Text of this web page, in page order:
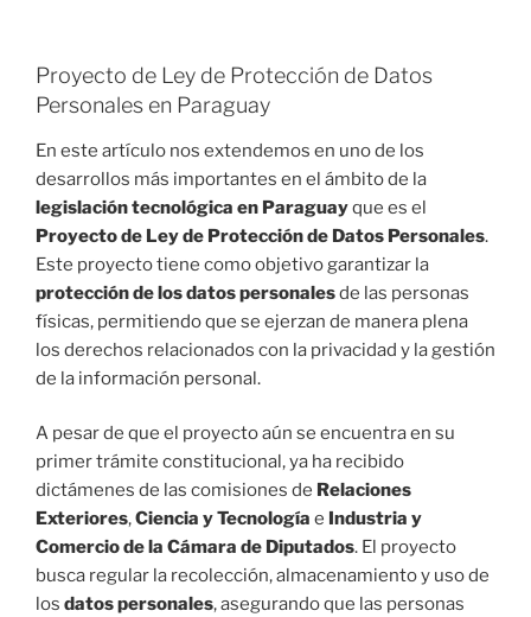
Proyecto de Ley de Protección de Datos
Personales en Paraguay
En este artículo nos extendemos en uno de los
desarrollos más importantes en el ámbito de la
legislación tecnológica en Paraguayque es el
Proyecto de Ley de Protección de Datos Personales.
Este proyecto tiene como objetivo garantizar la
protección de los datos personalesde las personas
físicas, permitiendo que se ejerzan de manera plena
los derechos relacionados con la privacidad y la gestión
de la información personal.
A pesar de que el proyecto aún se encuentra en su
primer trámite constitucional, ya ha recibido
dictámenes de las comisiones de Relaciones
Exteriores,Ciencia y Tecnología e Industria y
Comerciode la Cámara de Diputados. El proyecto
busca regular la recolección, almacenamiento y uso de
los datos personales, asegurando que las personas